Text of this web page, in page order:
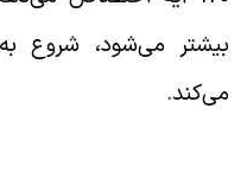
می‌شود، شروع